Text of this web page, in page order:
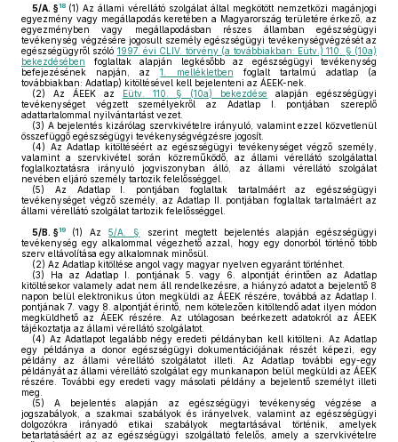
5/A. §18 (1) Az állami vérellátó szolgálat által megkötött nemzetközi magánjogi
egyezmény vagy megállapodás keretében a Magyarország területére érkező, az
egyezményben vagy megállapodásban részes államban egészségügyi
tevékenység végzésére jogosult személy egészségügyi tevékenységvégzését az
egészségügyről szóló 1997. évi CLIV. törvény (a továbbiakban: Eütv.) 110. § (10a)
bekezdésében foglaltak alapján legkésőbb az egészségügyi tevékenység
befejezésének napján, az1. mellékletben foglalt tartalmú adatlap (a
továbbiakban: Adatlap) kitöltésével kell bejelenteni az ÁEEK-nek.
(2) Az ÁEEK az Eütv. 110. § (10a) bekezdése
alapján egészségügyi
tevékenységet végzett személyekről az Adatlap I. pontjában szereplő
adattartalommal nyilvántartást vezet.
(3) A bejelentés kizárólag szervkivételre irányuló, valamint ezzel közvetlenül
összefüggő egészségügyi tevékenységvégzésre jogosít.
(4) Az Adatlap kitöltéséért az egészségügyi tevékenységet végző személy,
valamint a szervkivétel során közreműködő, az állami vérellátó szolgálattal
foglalkoztatásra irányuló jogviszonyban álló, az állami vérellátó szolgálat
nevében eljáró személy tartozik felelősséggel.
(5) Az Adatlap I. pontjában foglaltak tartalmáért az egészségügyi
tevékenységet végző személy, az Adatlap II. pontjában foglaltak tartalmáért az
állami vérellátó szolgálat tartozik felelősséggel.
5/B. §19 (1) Az5/A. §
szerint megtett bejelentés alapján egészségügyi
tevékenység egy alkalommal végezhető azzal, hogy egy donorból történő több
szerv eltávolítása egy alkalomnak minősül.
(2) Az Adatlap kitöltése angol vagy magyar nyelven egyaránt történhet.
(3) Ha az Adatlap I. pontjának 5. vagy 6. alpontját érintően az Adatlap
kitöltésekor valamely adat nem áll rendelkezésre, a hiányzó adatot a bejelentő 8
napon belül elektronikus úton megküldi az ÁEEK részére, továbbá az Adatlap I.
pontjának 7. vagy 8. alpontját érintő, nem kötelezően kitöltendő adat ilyen módon
megküldhető az ÁEEK részére. Az utólagosan beérkezett adatokról az ÁEEK
tájékoztatja az állami vérellátó szolgálatot.
(4) Az Adatlapot legalább négy eredeti példányban kell kitölteni. Az Adatlap
egy példánya a donor egészségügyi dokumentációjának részét képezi, egy
példány az állami vérellátó szolgálatot illeti. Az Adatlap további egy-egy
példányát az állami vérellátó szolgálat egy munkanapon belül megküldi az ÁEEK
részére. További egy eredeti vagy másolati példány a bejelentő személyt illeti
meg.
(5) A bejelentés alapján az egészségügyi tevékenység végzése a
jogszabályok, a szakmai szabályok és irányelvek, valamint az egészségügyi
dolgozókra irányadó etikai szabályok megtartásával történik, amelyek
betartatásáért az az egészségügyi szolgáltató felelős, amely a szervkivételre